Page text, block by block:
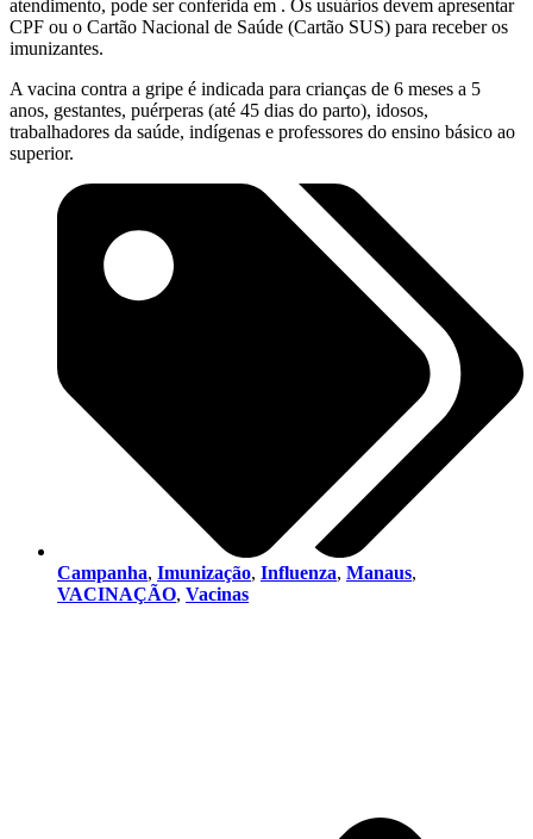
atendimento, pode ser conferida em . Os usuários devem apresentar
CPF ou o Cartão Nacional de Saúde (Cartão SUS) para receber os
imunizantes.
A vacina contra a gripe é indicada para crianças de 6 meses a 5
anos, gestantes, puérperas (até 45 dias do parto), idosos,
trabalhadores da saúde, indígenas e professores do ensino básico ao
superior.
Campanha, Imunização, Influenza, Manaus,
VACINAÇÃO, Vacinas